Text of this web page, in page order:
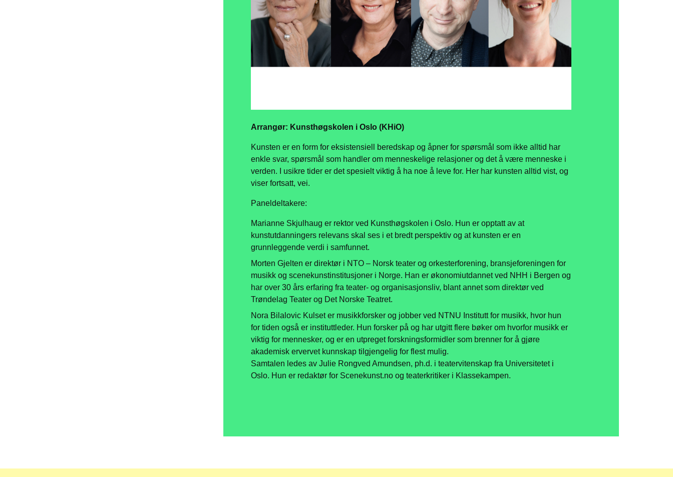
Arrangør: Kunsthøgskolen i Oslo (KHiO)
Kunsten er en form for eksistensiell beredskap og åpner for spørsmål som ikke alltid har
enkle svar, spørsmål som handler om menneskelige relasjoner og det å være menneske i
verden. I usikre tider er det spesielt viktig å ha noe å leve for. Her har kunsten alltid vist, og
viser fortsatt, vei.
Paneldeltakere:
Marianne Skjulhaug er rektor ved Kunsthøgskolen i Oslo. Hun er opptatt av at
kunstutdanningers relevans skal ses i et bredt perspektiv og at kunsten er en
grunnleggende verdi i samfunnet.
Morten Gjelten er direktør i NTO – Norsk teater og orkesterforening, bransjeforeningen for
musikk og scenekunstinstitusjoner i Norge. Han er økonomiutdannet ved NHH i Bergen og
har over 30 års erfaring fra teater- og organisasjonsliv, blant annet som direktør ved
Trøndelag Teater og Det Norske Teatret.
Nora Bilalovic Kulset er musikkforsker og jobber ved NTNU Institutt for musikk, hvor hun
for tiden også er instituttleder. Hun forsker på og har utgitt flere bøker om hvorfor musikk er
viktig for mennesker, og er en utpreget forskningsformidler som brenner for å gjøre
akademisk ervervet kunnskap tilgjengelig for flest mulig.
Samtalen ledes av Julie Rongved Amundsen, ph.d. i teatervitenskap fra Universitetet i
Oslo. Hun er redaktør for Scenekunst.no og teaterkritiker i Klassekampen.